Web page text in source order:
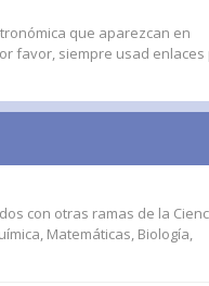
que aparezcan en
favor, siempre usad enlaces
con otras ramas de la
Matemáticas, Biología,